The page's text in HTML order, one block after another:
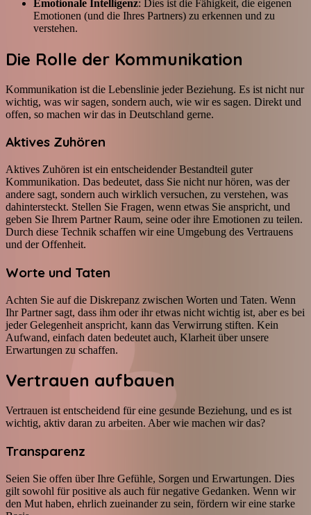
Emotionale Intelligenz: Dies ist die Fähigkeit, die eigenen
Emotionen (und die Ihres Partners) zu erkennen und zu
verstehen.
Die Rolle der Kommunikation
Kommunikation ist die Lebenslinie jeder Beziehung. Es ist nicht nur
wichtig, was wir sagen, sondern auch, wie wir es sagen. Direkt und
offen, so machen wir das in Deutschland gerne.
Aktives Zuhören
Aktives Zuhören ist ein entscheidender Bestandteil guter
Kommunikation. Das bedeutet, dass Sie nicht nur hören, was der
andere sagt, sondern auch wirklich versuchen, zu verstehen, was
dahintersteckt. Stellen Sie Fragen, wenn etwas Sie anspricht, und
geben Sie Ihrem Partner Raum, seine oder ihre Emotionen zu teilen.
Durch diese Technik schaffen wir eine Umgebung des Vertrauens
und der Offenheit.
Worte und Taten
Achten Sie auf die Diskrepanz zwischen Worten und Taten. Wenn
Ihr Partner sagt, dass ihm oder ihr etwas nicht wichtig ist, aber es bei
jeder Gelegenheit anspricht, kann das Verwirrung stiften. Kein
Aufwand, einfach daten bedeutet auch, Klarheit über unsere
Erwartungen zu schaffen.
Vertrauen aufbauen
Vertrauen ist entscheidend für eine gesunde Beziehung, und es ist
wichtig, aktiv daran zu arbeiten. Aber wie machen wir das?
Transparenz
Seien Sie offen über Ihre Gefühle, Sorgen und Erwartungen. Dies
gilt sowohl für positive als auch für negative Gedanken. Wenn wir
den Mut haben, ehrlich zueinander zu sein, fördern wir eine starke